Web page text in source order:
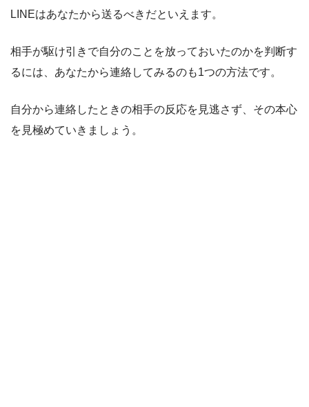
LINEはあなたから送るべきだといえます。
相手が駆け引きで自分のことを放っておいたのかを判断す
るには、あなたから連絡してみるのも1つの方法です。
自分から連絡したときの相手の反応を見逃さず、その本心
を見極めていきましょう。